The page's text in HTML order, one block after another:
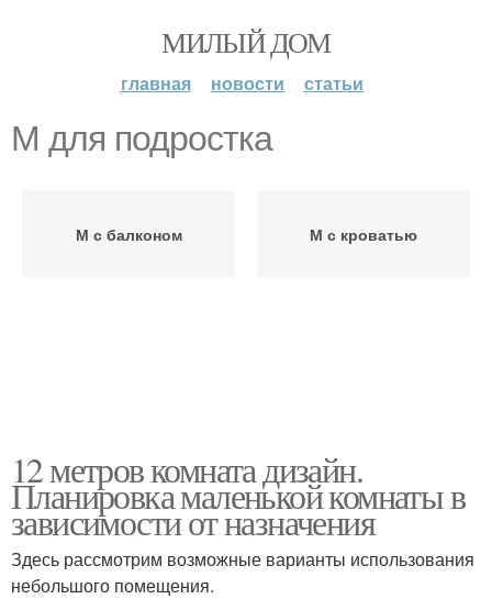
МИЛЫЙ ДОМ
главная новости статьи
М для подростка
М с балконом М с кроватью
12 метров комната дизайн.
Планировка маленькой комнаты в
зависимости от назначения
Здесь рассмотрим возможные варианты использования
небольшого помещения.